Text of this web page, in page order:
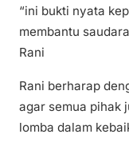
“ini bukti nyata
membantu
Rani
Rani berharap
agar semua pihak
lomba dalam